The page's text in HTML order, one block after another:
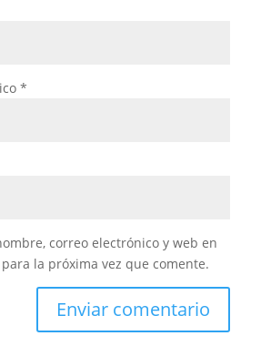
*
correo electrónico y web en
la próxima vez que comente.